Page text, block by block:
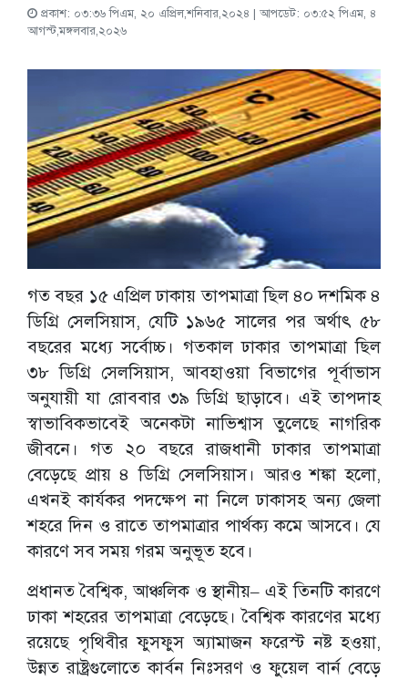
প্রকাশ: ০৩:৩৬ পিএম, ২০ এপ্রিল,শনিবার,২০২৪ | আপডেট: ০৩:৫২ পিএম, ৪
আগস্ট,মঙ্গলবার,২০২৬
গত বছর ১৫ এপ্রিল ঢাকায় তাপমাত্রা ছিল ৪০ দশমিক ৪
ডিগ্রি সেলসিয়াস, যেটি ১৯৬৫ সালের পর অর্থাৎ ৫৮
বছরের মধ্যে সর্বোচ্চ। গতকাল ঢাকার তাপমাত্রা ছিল
৩৮ ডিগ্রি সেলসিয়াস, আবহাওয়া বিভাগের পূর্বাভাস
অনুযায়ী যা রোববার ৩৯ ডিগ্রি ছাড়াবে। এই তাপদাহ
স্বাভাবিকভাবেই অনেকটা নাভিশ্বাস তুলেছে নাগরিক
জীবনে। গত ২০ বছরে রাজধানী ঢাকার তাপমাত্রা
বেড়েছে প্রায় ৪ ডিগ্রি সেলসিয়াস। আরও শঙ্কা হলো,
এখনই কার্যকর পদক্ষেপ না নিলে ঢাকাসহ অন্য জেলা
শহরে দিন ও রাতে তাপমাত্রার পার্থক্য কমে আসবে। যে
কারণে সব সময় গরম অনুভূত হবে।
প্রধানত বৈশ্বিক, আঞ্চলিক ও স্থানীয়– এই তিনটি কারণে
ঢাকা শহরের তাপমাত্রা বেড়েছে। বৈশ্বিক কারণের মধ্যে
রয়েছে পৃথিবীর ফুসফুস অ্যামাজন ফরেস্ট নষ্ট হওয়া,
উন্নত রাষ্ট্রগুলোতে কার্বন নিঃসরণ ও ফুয়েল বার্ন বেড়ে